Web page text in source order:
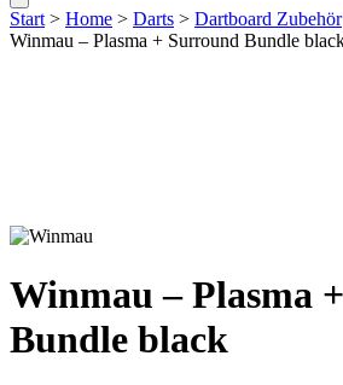
Start > Home > Darts > Dartboard Zubehör
Winmau – Plasma + Surround Bundle
Winmau – Plasma
Bundle black